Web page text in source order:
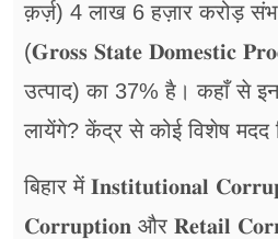
क़र्ज़) 4 लाख 6 हज़ार करोड़
(𝐆𝐫𝐨𝐬𝐬 𝐒𝐭𝐚𝐭𝐞 𝐃𝐨𝐦𝐞𝐬𝐭𝐢𝐜
उत्पाद) का 37% है। कहाँ से
लायेंगे? केंद्र से कोई विशेष मदद
बिहार में 𝐈𝐧𝐬𝐭𝐢𝐭𝐮𝐭𝐢𝐨𝐧𝐚𝐥
𝐂𝐨𝐫𝐫𝐮𝐩𝐭𝐢𝐨𝐧 और 𝐑𝐞𝐭𝐚𝐢𝐥